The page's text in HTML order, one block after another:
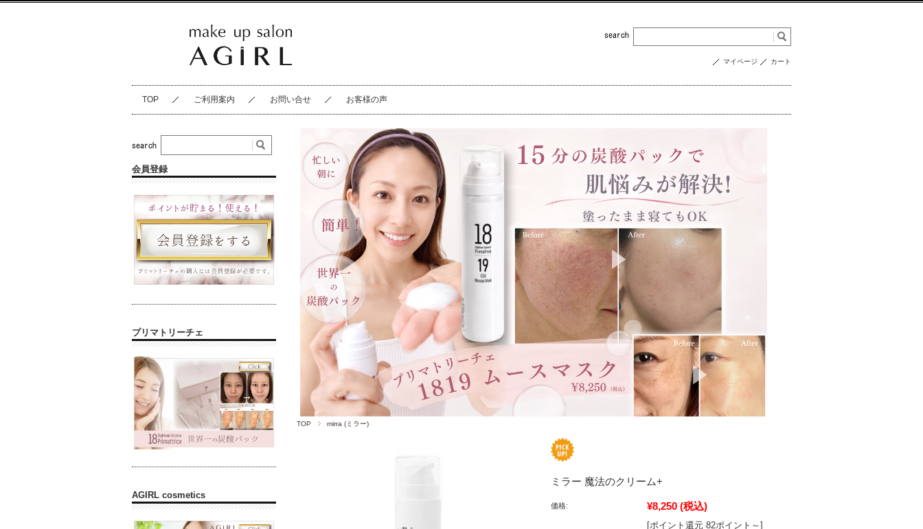
マイページ カート
TOP ご利用案内 お問い合せ お客様の声
TOP mirra (ミラー)
ミラー 魔法のクリーム+
価格: ¥8,250 (税込)
[ポイント還元 82ポイント～]
会員登録
プリマトリーチェ
AGIRL cosmetics